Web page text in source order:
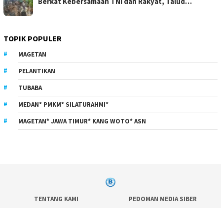
TOPIK POPULER
MAGETAN
PELANTIKAN
TUBABA
MEDAN* PMKM* SILATURAHMI*
MAGETAN* JAWA TIMUR* KANG WOTO* ASN
TENTANG KAMI PEDOMAN MEDIA SIBER